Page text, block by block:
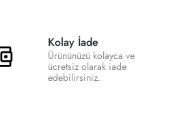
Kolay İade
Ürününüzü kolayca ve
ücretsiz olarak iade
edebilirsiniz.